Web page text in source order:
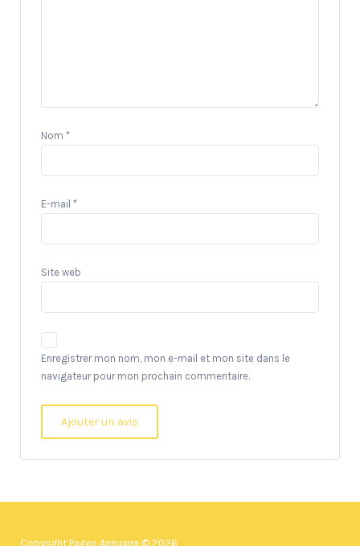
Nom *
E-mail *
Site web
Enregistrer mon nom, mon e-mail et mon site dans le
navigateur pour mon prochain commentaire.
Copyright Pages Annuaire © 2026